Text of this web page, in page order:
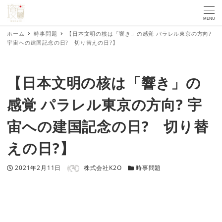
MENU
ホーム 時事問題
【日本文明の核は「響き」の感覚 パラレル東京の方向?
宇宙への建国記念の日? 切り替えの日?】
【日本文明の核は「響き」の
感覚 パラレル東京の方向? 宇
宙への建国記念の日? 切り替
えの日?】
投稿日
2021年2月11日 著者 株式会社K2O カテゴリー
時事問題